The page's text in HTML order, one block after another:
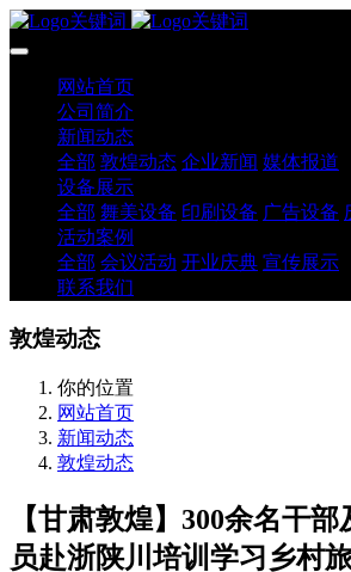
网站首页
公司简介
新闻动态
全部 敦煌动态 企业新闻 媒体报道
设备展示
全部 舞美设备 印刷设备 广告设备
活动案例
全部 会议活动 开业庆典 宣传展示
联系我们
敦煌动态
你的位置
网站首页
新闻动态
敦煌动态
【甘肃敦煌】300余名干
员赴浙陕川培训学习乡村